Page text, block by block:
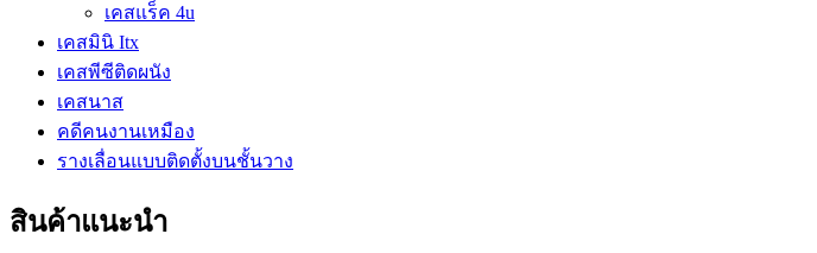
เคสแร็ค 4u
เคสมินิ Itx
เคสพีซีติดผนัง
เคสนาส
คดีคนงานเหมือง
รางเลื่อนแบบติดตั้งบนชั้นวาง
สินค้าแนะนำ